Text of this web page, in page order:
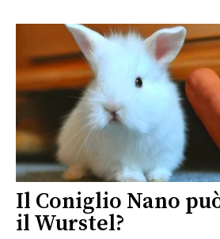
Il Coniglio Nano
il Wurstel?